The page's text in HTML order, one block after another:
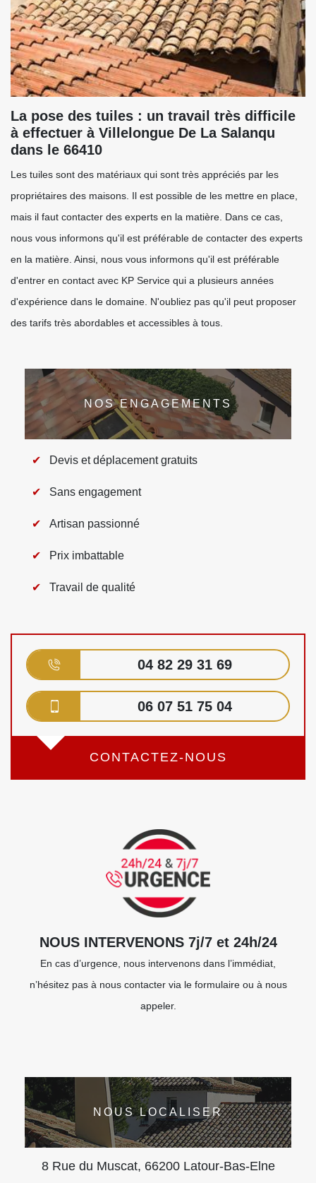
La pose des tuiles : un travail très difficile
à effectuer à Villelongue De La Salanqu
dans le 66410
Les tuiles sont des matériaux qui sont très appréciés par les
propriétaires des maisons. Il est possible de les mettre en place,
mais il faut contacter des experts en la matière. Dans ce cas,
nous vous informons qu'il est préférable de contacter des experts
en la matière. Ainsi, nous vous informons qu'il est préférable
d'entrer en contact avec KP Service qui a plusieurs années
d'expérience dans le domaine. N'oubliez pas qu'il peut proposer
des tarifs très abordables et accessibles à tous.
NOS ENGAGEMENTS
Devis et déplacement gratuits
Sans engagement
Artisan passionné
Prix imbattable
Travail de qualité
04 82 29 31 69
06 07 51 75 04
CONTACTEZ-NOUS
NOUS INTERVENONS 7j/7 et 24h/24
En cas d’urgence, nous intervenons dans l’immédiat,
n’hésitez pas à nous contacter via le formulaire ou à nous
appeler.
NOUS LOCALISER
8 Rue du Muscat, 66200 Latour-Bas-Elne